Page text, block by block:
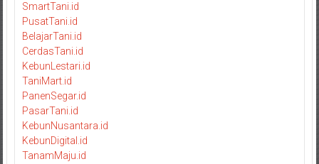
SmartTani.id
PusatTani.id
BelajarTani.id
CerdasTani.id
KebunLestari.id
TaniMart.id
PanenSegar.id
PasarTani.id
KebunNusantara.id
KebunDigital.id
TanamMaju.id